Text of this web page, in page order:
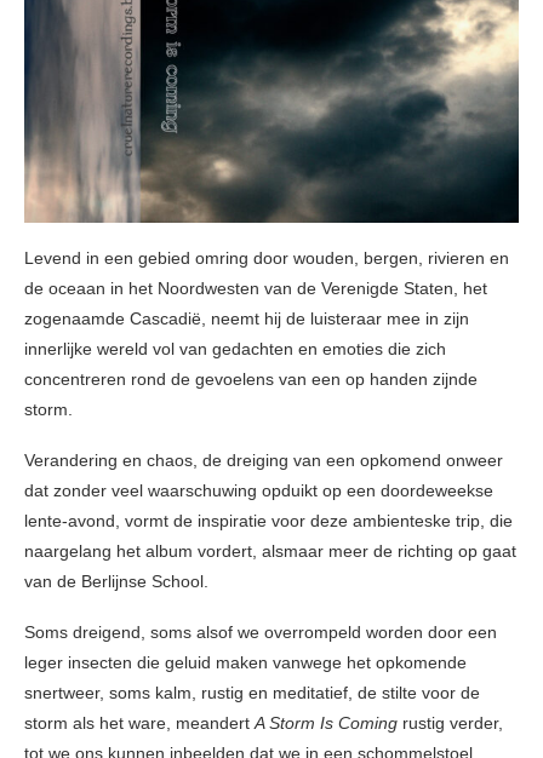
Levend in een gebied omring door wouden, bergen, rivieren en
de oceaan in het Noordwesten van de Verenigde Staten, het
zogenaamde Cascadië, neemt hij de luisteraar mee in zijn
innerlijke wereld vol van gedachten en emoties die zich
concentreren rond de gevoelens van een op handen zijnde
storm.
Verandering en chaos, de dreiging van een opkomend onweer
dat zonder veel waarschuwing opduikt op een doordeweekse
lente-avond, vormt de inspiratie voor deze ambienteske trip, die
naargelang het album vordert, alsmaar meer de richting op gaat
van de Berlijnse School.
Soms dreigend, soms alsof we overrompeld worden door een
leger insecten die geluid maken vanwege het opkomende
snertweer, soms kalm, rustig en meditatief, de stilte voor de
storm als het ware, meandert A Storm Is Coming rustig verder,
tot we ons kunnen inbeelden dat we in een schommelstoel